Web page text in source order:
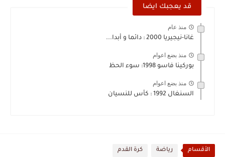
قد يعجبك ايضا
منذ عام
غانا-نيجيريا 2000 : دائما و أبدا...
منذ بضع اعوام
بوركينا فاسو 1998: سوء الحظ
منذ بضع اعوام
السنغال 1992 : كأس للنسيان
الأقسام رياضة كرة القدم